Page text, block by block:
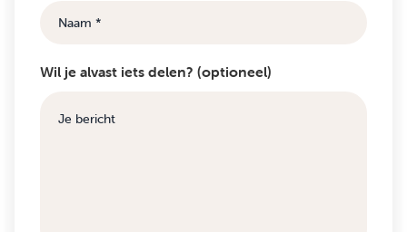
Wil je alvast iets delen? (optioneel)